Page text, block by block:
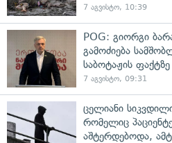
7 აგვისტო, 10:39
POG: გიორგი
გამოძიება
საბოტაჟის
7 აგვისტო, 09:31
ცელიანი
რომელიც
აშტერდებოდა,